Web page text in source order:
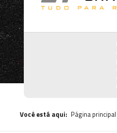
Você está aqui: Página principal